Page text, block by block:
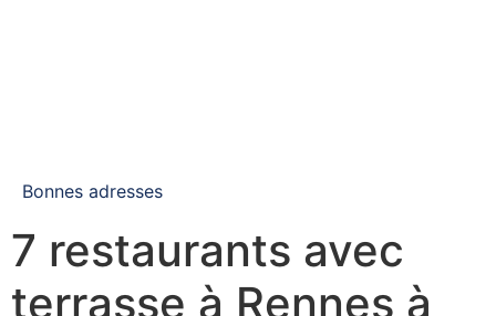
Bonnes adresses
7 restaurants avec
terrasse à Rennes à